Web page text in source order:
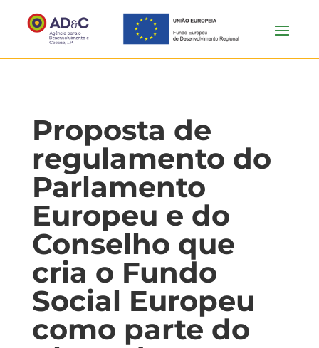
Proposta de
regulamento do
Parlamento
Europeu e do
Conselho que
cria o Fundo
Social Europeu
como parte do